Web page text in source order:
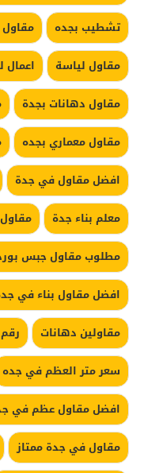
تشطيب بجده
مقاول لياسة
اعمال
مقاول دهانات بجدة
مقاول معماري بجده
افضل مقاول في جدة
معلم بناء جدة
مطلوب مقاول جبس
افضل مقاول بناء في
مقاولين دهانات
سعر متر العظم في جده
افضل مقاول عظم في
مقاول في جدة ممتاز